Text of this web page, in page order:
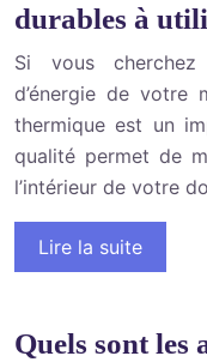
durables à
Si vous
d’énergie de votre
thermique est un
qualité permet de
l’intérieur de votre
Lire la suite
Quels sont les